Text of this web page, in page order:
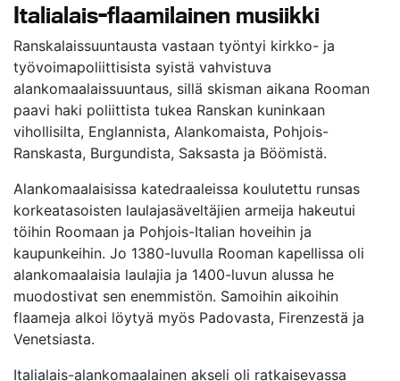
Italialais-flaamilainen musiikki
Ranskalaissuuntausta vastaan työntyi kirkko- ja
työvoimapoliittisista syistä vahvistuva
alankomaalaissuuntaus, sillä skisman aikana Rooman
paavi haki poliittista tukea Ranskan kuninkaan
vihollisilta, Englannista, Alankomaista, Pohjois-
Ranskasta, Burgundista, Saksasta ja Böömistä.
Alankomaalaisissa katedraaleissa koulutettu runsas
korkeatasoisten laulajasäveltäjien armeija hakeutui
töihin Roomaan ja Pohjois-Italian hoveihin ja
kaupunkeihin. Jo 1380-luvulla Rooman kapellissa oli
alankomaalaisia laulajia ja 1400-luvun alussa he
muodostivat sen enemmistön. Samoihin aikoihin
flaameja alkoi löytyä myös Padovasta, Firenzestä ja
Venetsiasta.
Italialais-alankomaalainen akseli oli ratkaisevassa